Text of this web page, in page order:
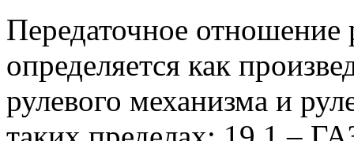
Передаточное отношение
определяется как
рулевого механизма и